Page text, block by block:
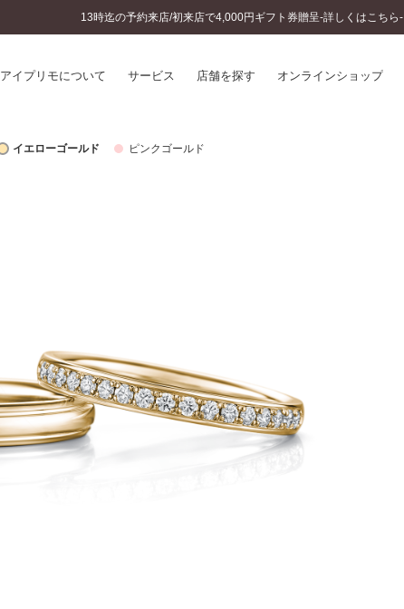
13時迄の予約来店/初来店で4,000円ギフト券贈呈-詳しくはこちら-
アイプリモについて サービス 店舗を探す オンラインショップ
アフターサービス
ご購入方法・仕上げ日数
プロミスダイヤモンド&バースストー
ン
ブライダルアイテム
よくあるご質問
イエローゴールド ピンクゴールド